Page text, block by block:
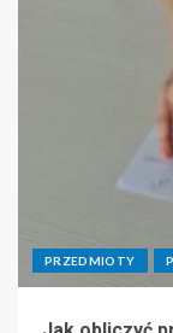
PRZEDMIOTY